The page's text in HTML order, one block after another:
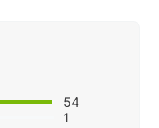
54
1